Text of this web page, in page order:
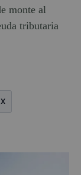
monte al
tributaria
X